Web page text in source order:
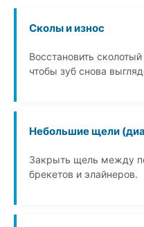
Сколы и износ
Восстановить
чтобы зуб снова
Небольшие щели
Закрыть щель между
брекетов и элайнеров.